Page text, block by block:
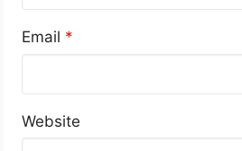
Email *
Website